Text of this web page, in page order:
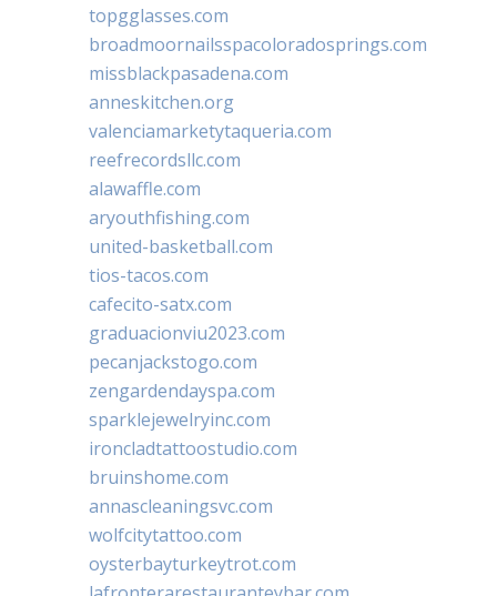
topgglasses.com
broadmoornailsspacoloradosprings.com
missblackpasadena.com
anneskitchen.org
valenciamarketytaqueria.com
reefrecordsllc.com
alawaffle.com
aryouthfishing.com
united-basketball.com
tios-tacos.com
cafecito-satx.com
graduacionviu2023.com
pecanjackstogo.com
zengardendayspa.com
sparklejewelryinc.com
ironcladtattoostudio.com
bruinshome.com
annascleaningsvc.com
wolfcitytattoo.com
oysterbayturkeytrot.com